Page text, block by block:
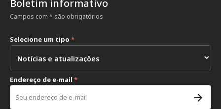
Boletim informativo
Campos com * são obrigatórios
Selecione um tipo *
Endereço de e-mail *